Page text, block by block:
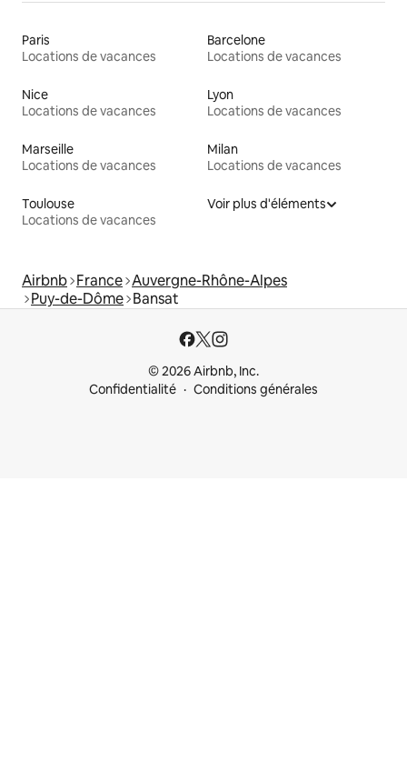
Paris
Locations de vacances
Barcelone
Locations de vacances
Nice
Locations de vacances
Lyon
Locations de vacances
Marseille
Locations de vacances
Milan
Locations de vacances
Toulouse
Locations de vacances
Voir plus d'éléments
Airbnb France Auvergne-Rhône-Alpes
Puy-de-Dôme Bansat
© 2026 Airbnb, Inc.
Confidentialité
Conditions générales